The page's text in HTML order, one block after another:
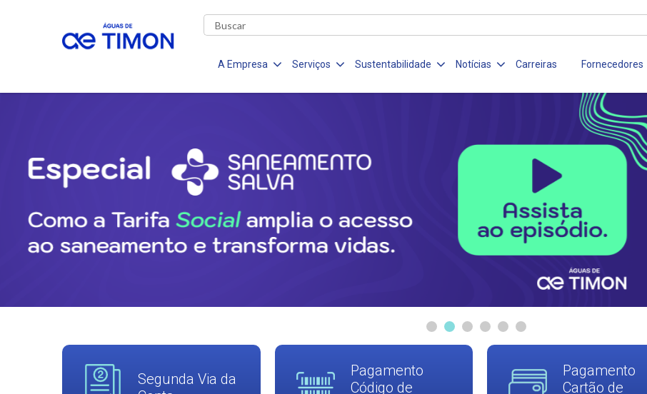
A Empresa Serviços Sustentabilidade Notícias Carreiras Fornecedores
Segunda Via da
Pagamento
Código de
Pagamento
Cartão de